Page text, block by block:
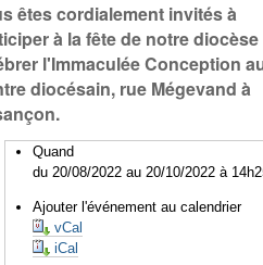
êtes cordialement invités à
à la fête de notre diocèse
l'Immaculée Conception
diocésain, rue Mégevand à
Quand
du 20/08/2022 au 20/10/2022 à
Ajouter l'événement au calendrier
vCal
iCal